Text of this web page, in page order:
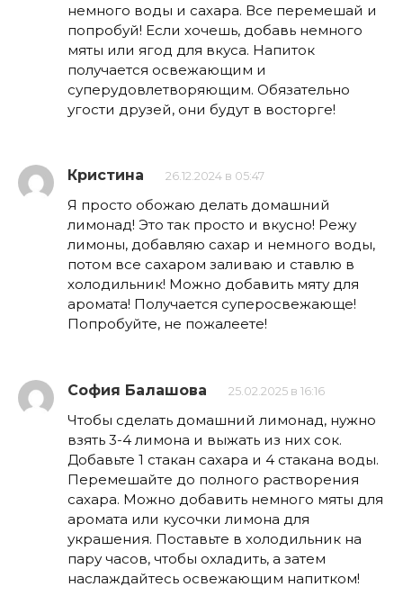
немного воды и сахара. Все перемешай и
попробуй! Если хочешь, добавь немного
мяты или ягод для вкуса. Напиток
получается освежающим и
суперудовлетворяющим. Обязательно
угости друзей, они будут в восторге!
Кристина 26.12.2024 в 05:47
Я просто обожаю делать домашний
лимонад! Это так просто и вкусно! Режу
лимоны, добавляю сахар и немного воды,
потом все сахаром заливаю и ставлю в
холодильник! Можно добавить мяту для
аромата! Получается суперосвежающе!
Попробуйте, не пожалеете!
София Балашова 25.02.2025 в 16:16
Чтобы сделать домашний лимонад, нужно
взять 3-4 лимона и выжать из них сок.
Добавьте 1 стакан сахара и 4 стакана воды.
Перемешайте до полного растворения
сахара. Можно добавить немного мяты для
аромата или кусочки лимона для
украшения. Поставьте в холодильник на
пару часов, чтобы охладить, а затем
наслаждайтесь освежающим напитком!